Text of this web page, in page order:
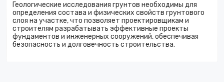
Геологические исследования грунтов необходимы для
определения состава и физических свойств грунтового
слоя на участке, что позволяет проектировщикам и
строителям разрабатывать эффективные проекты
фундаментов и инженерных сооружений, обеспечивая
безопасность и долговечность строительства.